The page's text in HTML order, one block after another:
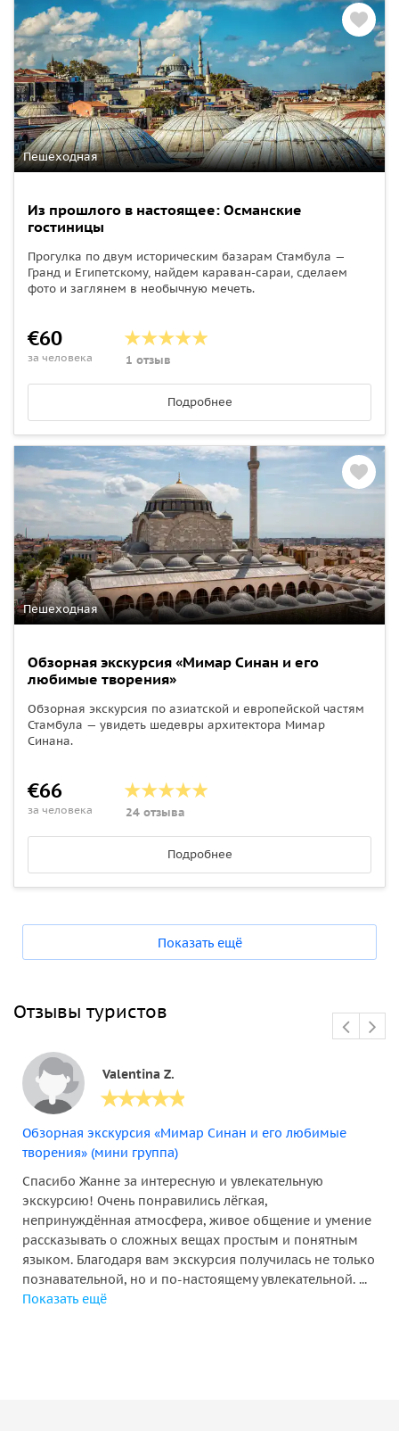
Пешеходная
Из прошлого в настоящее: Османские
гостиницы
Прогулка по двум историческим базарам Стамбула —
Гранд и Египетскому, найдем караван-сараи, сделаем
фото и заглянем в необычную мечеть.
€60
за человека 1 отзыв
Подробнее
Пешеходная
Обзорная экскурсия «Мимар Синан и его
любимые творения»
Обзорная экскурсия по азиатской и европейской частям
Стамбула — увидеть шедевры архитектора Мимар
Синана.
€66
за человека 24 отзыва
Подробнее
Показать ещё
Отзывы туристов
Valentina Z.
Обзорная экскурсия «Мимар Синан и его любимые
творения» (мини группа)
Спасибо Жанне за интересную и увлекательную
экскурсию! Очень понравились лёгкая,
непринуждённая атмосфера, живое общение и умение
рассказывать о сложных вещах простым и понятным
языком. Благодаря вам экскурсия получилась не только
познавательной, но и по-настоящему увлекательной. ...
Показать ещё